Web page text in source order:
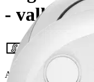
- valkoinen
25,46 €
Asiakasomistajahinta